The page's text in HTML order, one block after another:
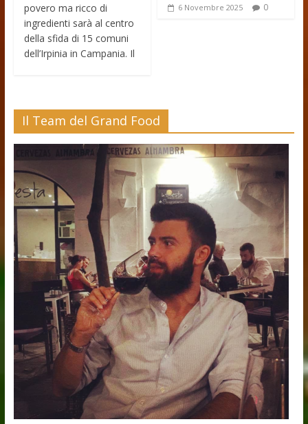
povero ma ricco di
ingredienti sarà al centro
della sfida di 15 comuni
dell’Irpinia in Campania. Il
6 Novembre 2025 0
Il Team del Grand Food